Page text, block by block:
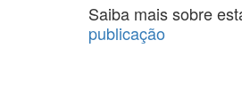
Saiba mais sobre
publicação